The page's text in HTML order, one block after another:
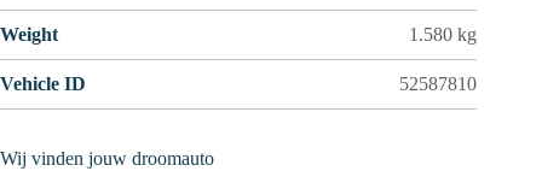
Weight 1.580 kg
Vehicle ID 52587810
Wij vinden jouw droomauto